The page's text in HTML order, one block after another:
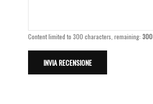
Content limited to 300 characters, remaining:300